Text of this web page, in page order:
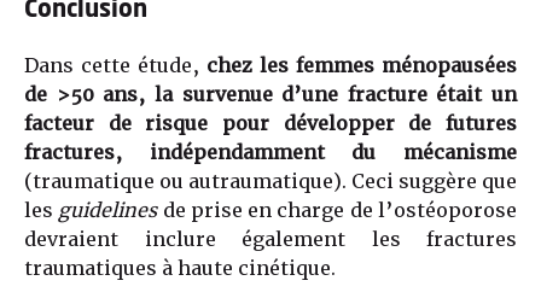
Conclusion
Dans cette étude, chez les femmes ménopausées
de >50 ans, la survenue d’une fracture était un
facteur de risque pour développer de futures
fractures, indépendamment du mécanisme
(traumatique ou autraumatique). Ceci suggère que
les guidelinesde prise en charge de l’ostéoporose
devraient inclure également les fractures
traumatiques à haute cinétique.